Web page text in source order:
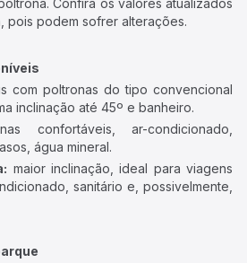
Confira os valores atualizados
pois podem sofrer alterações.
com poltronas do tipo convencional
inclinação até 45º e banheiro.
confortáveis, ar-condicionado,
água mineral.
maior inclinação, ideal para viagens
sanitário e, possivelmente,